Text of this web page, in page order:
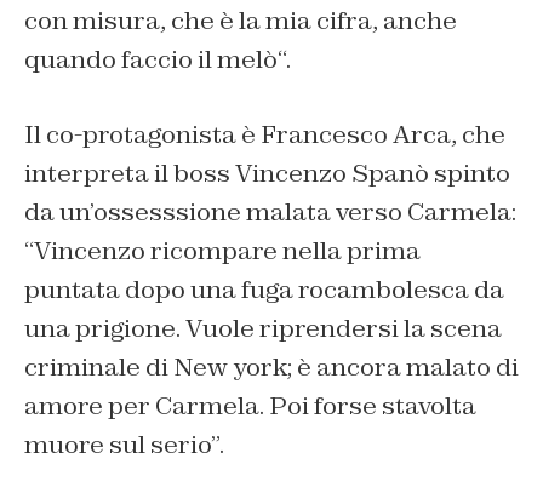
con misura, che è la mia cifra, anche
quando faccio il melò“.
Il co-protagonista è Francesco Arca, che
interpreta il boss Vincenzo Spanò spinto
da un’ossesssione malata verso Carmela:
“Vincenzo ricompare nella prima
puntata dopo una fuga rocambolesca da
una prigione. Vuole riprendersi la scena
criminale di New york; è ancora malato di
amore per Carmela. Poi forse stavolta
muore sul serio”.